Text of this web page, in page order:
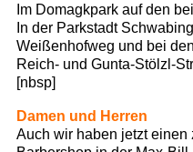
Im Domagkpark auf den
In der Parkstadt
Weißenhofweg und bei
Reich- und Gunta-Stölzl-
[nbsp]
Damen und Herren
Auch wir haben jetzt